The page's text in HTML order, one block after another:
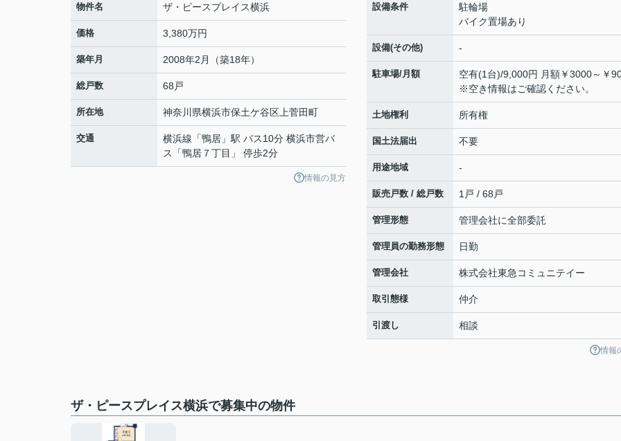
物件名 ザ・ピースプレイス横浜
価格 3,380万円
築年月 2008年2月（築18年）
総戸数 68戸
所在地 神奈川県横浜市保土ケ谷区 上菅田町
交通 横浜線 「鴨居 」駅 バス10分 横浜市営バ
ス「鴨居７丁目」 停歩2分
情報の見方
設備条件
駐輪場
バイク置場あり
設備(その他) -
駐車場/月額
空有(1台)/9,000円 月額￥3000～￥
※空き情報はご確認ください。
土地権利 所有権
国土法届出 不要
用途地域 -
販売戸数 / 総戸数 1戸 / 68戸
管理形態 管理会社に全部委託
管理員の勤務形態 日勤
管理会社 株式会社東急コミュニテイー
取引態様 仲介
引渡し 相談
情報
ザ・ピースプレイス横浜で募集中の物件